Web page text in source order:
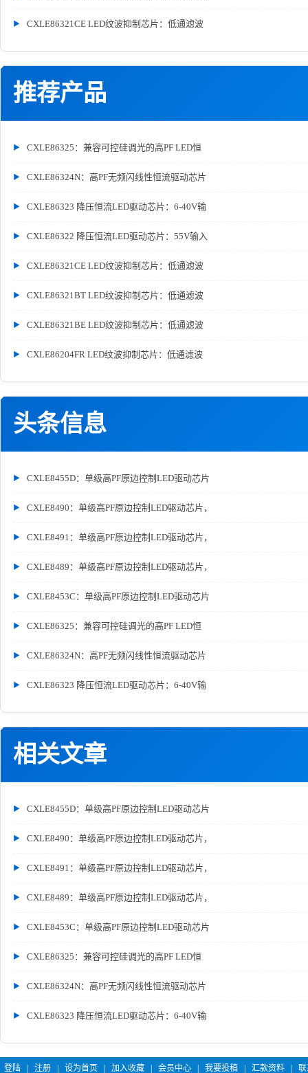
CXLE86321CE LED纹波抑制芯片：低通滤波
推荐产品
CXLE86325：兼容可控硅调光的高PF LED恒
CXLE86324N：高PF无频闪线性恒流驱动芯片
CXLE86323 降压恒流LED驱动芯片：6-40V输
CXLE86322 降压恒流LED驱动芯片：55V输入
CXLE86321CE LED纹波抑制芯片：低通滤波
CXLE86321BT LED纹波抑制芯片：低通滤波
CXLE86321BE LED纹波抑制芯片：低通滤波
CXLE86204FR LED纹波抑制芯片：低通滤波
头条信息
CXLE8455D：单级高PF原边控制LED驱动芯片
CXLE8490：单级高PF原边控制LED驱动芯片，
CXLE8491：单级高PF原边控制LED驱动芯片，
CXLE8489：单级高PF原边控制LED驱动芯片，
CXLE8453C：单级高PF原边控制LED驱动芯片
CXLE86325：兼容可控硅调光的高PF LED恒
CXLE86324N：高PF无频闪线性恒流驱动芯片
CXLE86323 降压恒流LED驱动芯片：6-40V输
相关文章
CXLE8455D：单级高PF原边控制LED驱动芯片
CXLE8490：单级高PF原边控制LED驱动芯片，
CXLE8491：单级高PF原边控制LED驱动芯片，
CXLE8489：单级高PF原边控制LED驱动芯片，
CXLE8453C：单级高PF原边控制LED驱动芯片
CXLE86325：兼容可控硅调光的高PF LED恒
CXLE86324N：高PF无频闪线性恒流驱动芯片
CXLE86323 降压恒流LED驱动芯片：6-40V输
登陆 注册 设为首页 加入收藏 会员中心 我要投稿 汇款资料